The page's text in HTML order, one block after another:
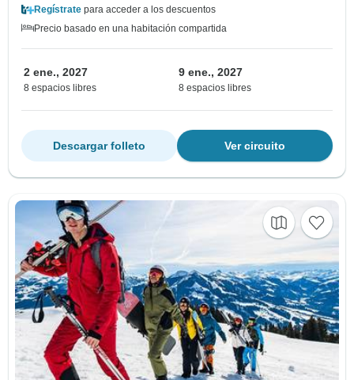
Regístrate para acceder a los descuentos
Precio basado en una habitación compartida
2 ene., 2027
8 espacios libres
9 ene., 2027
8 espacios libres
Ver circuito
Descargar folleto